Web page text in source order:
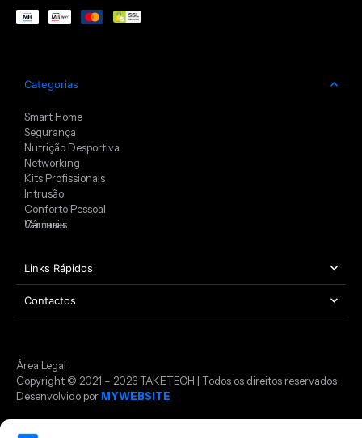
Categorias
Smart Home
Segurança
Nutrição Desportiva
Networking
Kits Profissionais
Intrusão
Conforto Pessoal
Câmaras
Ver mais
Links Rápidos
Contactos
Copyright © 2021 – 2026 TAKETECH | Todos os direitos reservados
Desenvolvido por MYWEBSITE
Área Legal